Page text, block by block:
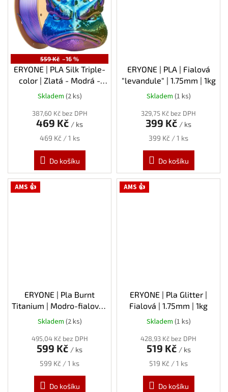
559 Kč –16 %
ERYONE | PLA Silk Triple-
color | Zlatá - Modrá -
Fialová | 1.75mm | 1kg
Skladem (2 ks)
387,60 Kč bez DPH
469 Kč / ks
Měrná
469 Kč / 1 ks
Do košíku
ERYONE | PLA | Fialová
"levandule" | 1.75mm | 1kg
Skladem (1 ks)
329,75 Kč bez DPH
399 Kč / ks
Měrná
399 Kč / 1 ks
Do košíku
AMS 👍
ERYONE | Pla Burnt
Titanium | Modro-fialová |
1.75mm | 1kg
Skladem (2 ks)
495,04 Kč bez DPH
599 Kč / ks
Měrná
599 Kč / 1 ks
Do košíku
AMS 👍
ERYONE | Pla Glitter |
Fialová | 1.75mm | 1kg
Skladem (1 ks)
428,93 Kč bez DPH
519 Kč / ks
Měrná
519 Kč / 1 ks
Do košíku